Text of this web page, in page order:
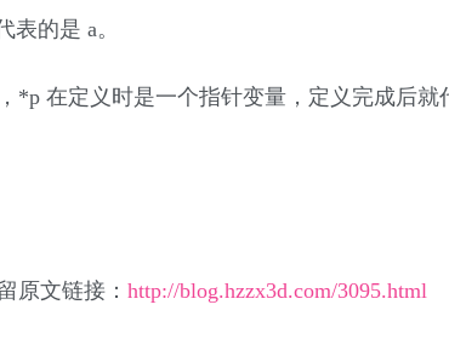
表的是 a。
*p 在定义时是一个指针变量，定义完成后就
原文链接： http://blog.hzzx3d.com/3095.html